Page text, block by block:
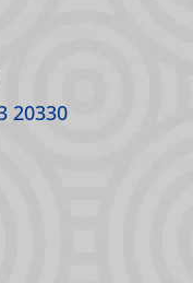
20330